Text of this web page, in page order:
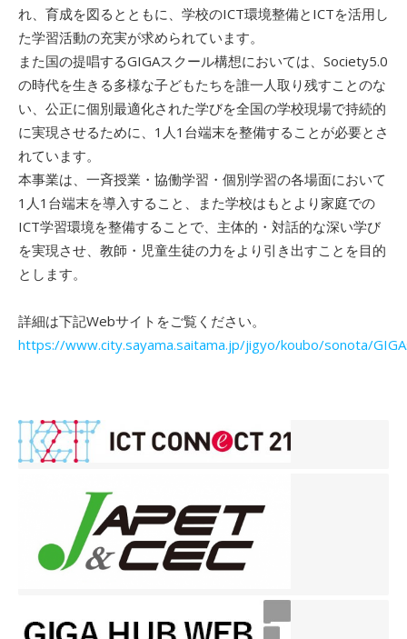
れ、育成を図るとともに、学校のICT環境整備とICTを活用し
た学習活動の充実が求められています。
また国の提唱するGIGAスクール構想においては、Society5.0
の時代を生きる多様な子どもたちを誰一人取り残すことのな
い、公正に個別最適化された学びを全国の学校現場で持続的
に実現させるために、1人1台端末を整備することが必要とさ
れています。
本事業は、一斉授業・協働学習・個別学習の各場面において
1人1台端末を導入すること、また学校はもとより家庭での
ICT学習環境を整備することで、主体的・対話的な深い学び
を実現させ、教師・児童生徒の力をより引き出すことを目的
とします。
詳細は下記Webサイトをご覧ください。
https://www.city.sayama.saitama.jp/jigyo/koubo/sonota/